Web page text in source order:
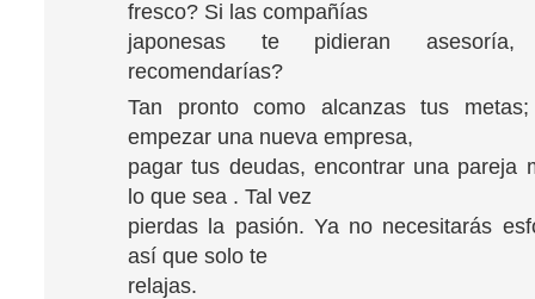
fresco? Si las compañías
japonesas te pidieran
recomendarías?
Tan pronto como alcanzas tus
empezar una nueva empresa,
pagar tus deudas, encontrar una pareja
lo que sea . Tal vez
pierdas la pasión. Ya no necesitarás
así que solo te
relajas.